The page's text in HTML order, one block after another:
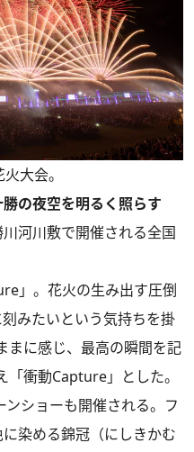
大会。
の夜空を明るく照らす
河川敷で開催される全国
」。花火の生み出す圧倒
みたいという気持ちを掛
まに感じ、最高の瞬間を記
「衝動Capture」とした。
ショーも開催される。フ
染める錦冠（にしきかむ